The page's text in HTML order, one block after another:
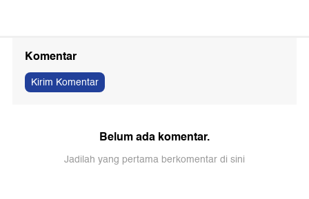
Komentar
Kirim Komentar
Belum ada komentar.
Jadilah yang pertama berkomentar di sini